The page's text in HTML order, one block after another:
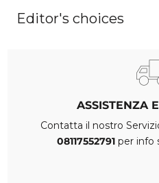
Editor's choices
ASSISTENZA
Contatta il nostro
08117552791 per info